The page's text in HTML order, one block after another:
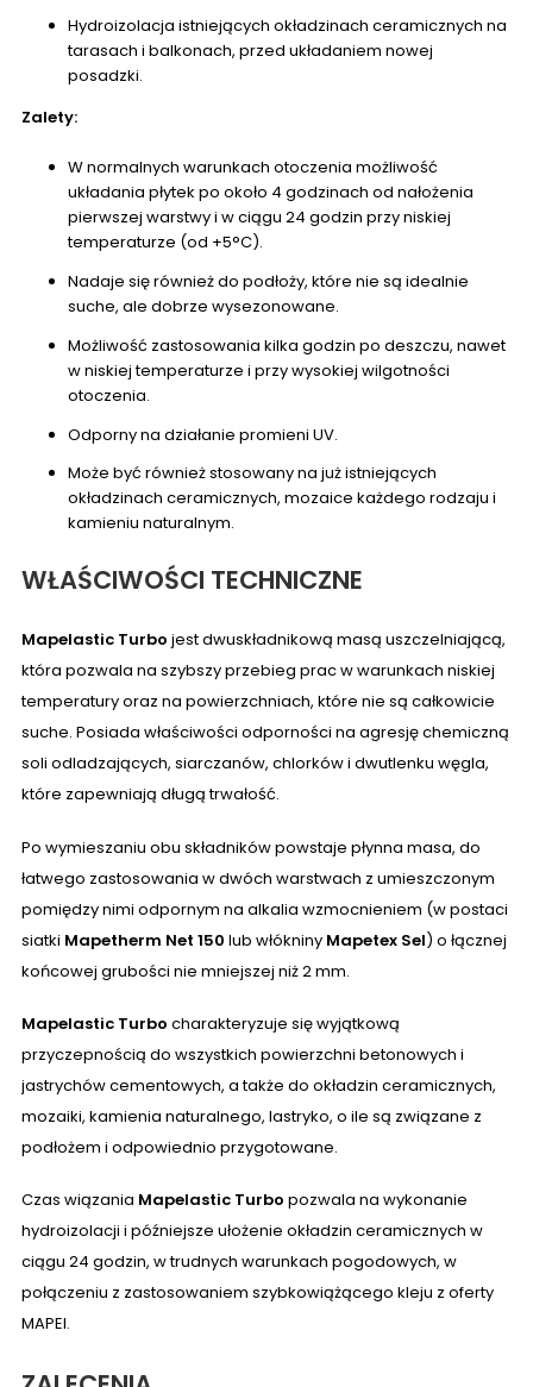
Hydroizolacja istniejących okładzinach ceramicznych na
tarasach i balkonach, przed układaniem nowej
posadzki.
Zalety:
W normalnych warunkach otoczenia możliwość
układania płytek po około 4 godzinach od nałożenia
pierwszej warstwy i w ciągu 24 godzin przy niskiej
temperaturze (od +5°C).
Nadaje się również do podłoży, które nie są idealnie
suche, ale dobrze wysezonowane.
Możliwość zastosowania kilka godzin po deszczu, nawet
w niskiej temperaturze i przy wysokiej wilgotności
otoczenia.
Odporny na działanie promieni UV.
Może być również stosowany na już istniejących
okładzinach ceramicznych, mozaice każdego rodzaju i
kamieniu naturalnym.
WŁAŚCIWOŚCI TECHNICZNE
Mapelastic Turbo jest dwuskładnikową masą uszczelniającą,
która pozwala na szybszy przebieg prac w warunkach niskiej
temperatury oraz na powierzchniach, które nie są całkowicie
suche. Posiada właściwości odporności na agresję chemiczną
soli odladzających, siarczanów, chlorków i dwutlenku węgla,
które zapewniają długą trwałość.
Po wymieszaniu obu składników powstaje płynna masa, do
łatwego zastosowania w dwóch warstwach z umieszczonym
pomiędzy nimi odpornym na alkalia wzmocnieniem (w postaci
siatki Mapetherm Net 150 lub włókniny Mapetex Sel) o łącznej
końcowej grubości nie mniejszej niż 2 mm.
Mapelastic Turbo charakteryzuje się wyjątkową
przyczepnością do wszystkich powierzchni betonowych i
jastrychów cementowych, a także do okładzin ceramicznych,
mozaiki, kamienia naturalnego, lastryko, o ile są związane z
podłożem i odpowiednio przygotowane.
Czas wiązania Mapelastic Turbo pozwala na wykonanie
hydroizolacji i późniejsze ułożenie okładzin ceramicznych w
ciągu 24 godzin, w trudnych warunkach pogodowych, w
połączeniu z zastosowaniem szybkowiążącego kleju z oferty
MAPEI.